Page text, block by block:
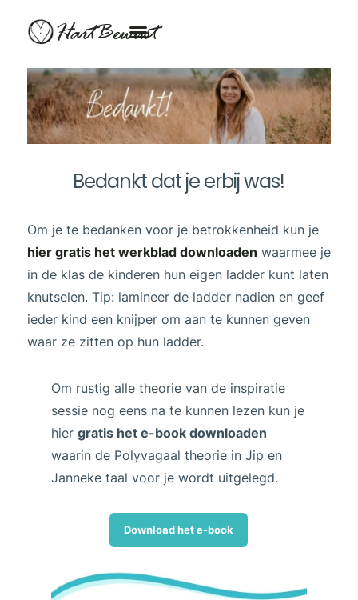
HartBewust
Bedankt dat je erbij was!
Om je te bedanken voor je betrokkenheid kun je
hier gratis het werkblad downloaden waarmee je
in de klas de kinderen hun eigen ladder kunt laten
knutselen. Tip: lamineer de ladder nadien en geef
ieder kind een knijper om aan te kunnen geven
waar ze zitten op hun ladder.
Om rustig alle theorie van de inspiratie
sessie nog eens na te kunnen lezen kun je
hier gratis het e-book downloaden
waarin de Polyvagaal theorie in Jip en
Janneke taal voor je wordt uitgelegd.
Download het e-book